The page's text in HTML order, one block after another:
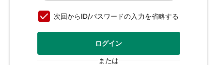
次回からID/パスワードの入力を省略する
ログイン
または